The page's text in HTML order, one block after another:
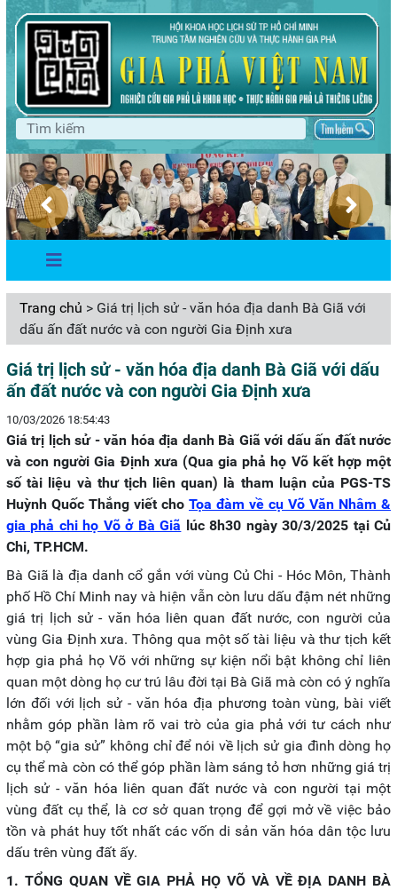
Trang chủ > Giá trị lịch sử - văn hóa địa danh Bà Giã với
dấu ấn đất nước và con người Gia Định xưa
Giá trị lịch sử - văn hóa địa danh Bà Giã với dấu
ấn đất nước và con người Gia Định xưa
10/03/2026 18:54:43
Giá trị lịch sử - văn hóa địa danh Bà Giã với dấu ấn đất nước
và con người Gia Định xưa (Qua gia phả họ Võ kết hợp một
số tài liệu và thư tịch liên quan) là tham luận của PGS-TS
Huỳnh Quốc Thắng viết cho Tọa đàm về cụ Võ Văn Nhâm &
gia phả chi họ Võ ở Bà Giã lúc 8h30 ngày 30/3/2025 tại Củ
Chi, TP.HCM.
Bà Giã là địa danh cổ gắn với vùng Củ Chi - Hóc Môn, Thành
phố Hồ Chí Minh nay và hiện vẫn còn lưu dấu đậm nét những
giá trị lịch sử - văn hóa liên quan đất nước, con người của
vùng Gia Định xưa. Thông qua một số tài liệu và thư tịch kết
hợp gia phả họ Võ với những sự kiện nổi bật không chỉ liên
quan một dòng họ cư trú lâu đời tại Bà Giã mà còn có ý nghĩa
lớn đối với lịch sử - văn hóa địa phương toàn vùng, bài viết
nhằm góp phần làm rõ vai trò của gia phả với tư cách như
một bộ “gia sử” không chỉ để nói về lịch sử gia đình dòng họ
cụ thể mà còn có thể góp phần làm sáng tỏ hơn những giá trị
lịch sử - văn hóa liên quan đất nước và con người tại một
vùng đất cụ thể, là cơ sở quan trọng để gợi mở về việc bảo
tồn và phát huy tốt nhất các vốn di sản văn hóa dân tộc lưu
dấu trên vùng đất ấy.
1. TỔNG QUAN VỀ GIA PHẢ HỌ VÕ VÀ VỀ ĐỊA DANH BÀ